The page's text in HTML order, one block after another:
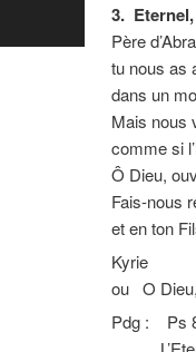
3.
Père
tu nous as
dans un
Mais nous
comme si
Ô Dieu,
Fais-nous
et en ton
Kyrie
ou O
Pdg : Ps